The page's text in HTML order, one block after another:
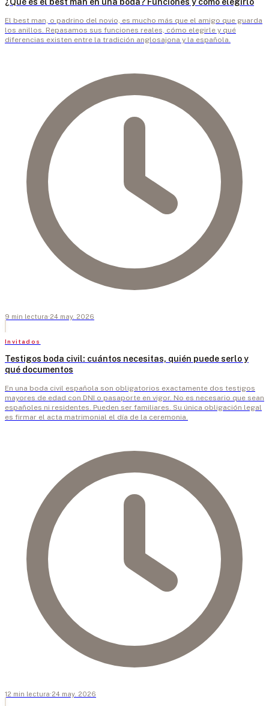
El best man, o padrino del novio, es mucho más que el amigo que guarda
los anillos. Repasamos sus funciones reales, cómo elegirle y qué
diferencias existen entre la tradición anglosajona y la española.
9 min lectura·24 may. 2026
Invitados
Testigos boda civil: cuántos necesitas, quién puede serlo y
qué documentos
En una boda civil española son obligatorios exactamente dos testigos
mayores de edad con DNI o pasaporte en vigor. No es necesario que sean
españoles ni residentes. Pueden ser familiares. Su única obligación legal
es firmar el acta matrimonial el día de la ceremonia.
12 min lectura·24 may. 2026